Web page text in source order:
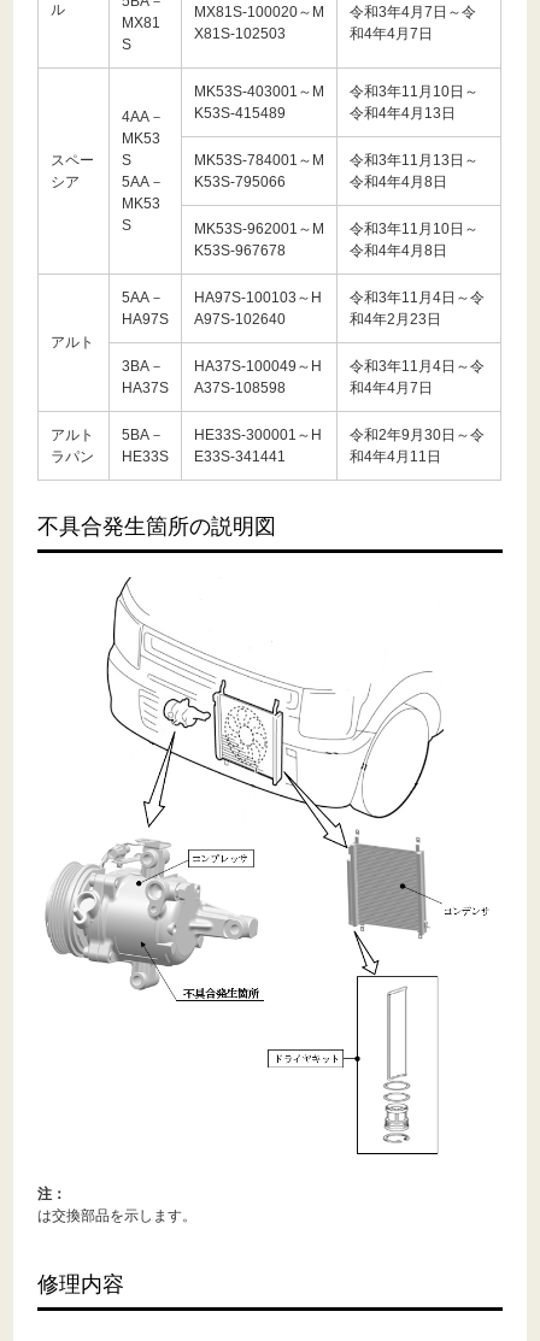
ル
MX81
S
MX81S-100020～M
X81S-102503
令和3年4月7日～令
和4年4月7日
スペー
シア
4AA－
MK53
S
5AA－
MK53
S
MK53S-403001～M
K53S-415489
令和3年11月10日～
令和4年4月13日
MK53S-784001～M
K53S-795066
令和3年11月13日～
令和4年4月8日
MK53S-962001～M
K53S-967678
令和3年11月10日～
令和4年4月8日
アルト
5AA－
HA97S
HA97S-100103～H
A97S-102640
令和3年11月4日～令
和4年2月23日
3BA－
HA37S
HA37S-100049～H
A37S-108598
令和3年11月4日～令
和4年4月7日
アルト
ラパン
5BA－
HE33S
HE33S-300001～H
E33S-341441
令和2年9月30日～令
和4年4月11日
不具合発生箇所の説明図
注：
は交換部品を示します。
修理内容